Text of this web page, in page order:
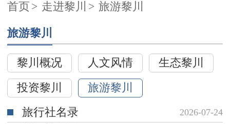
首页 > 走进黎川 > 旅游黎川
旅游黎川
黎川概况 人文风情 生态黎川
投资黎川
旅游黎川
旅行社名录
2026-07-24